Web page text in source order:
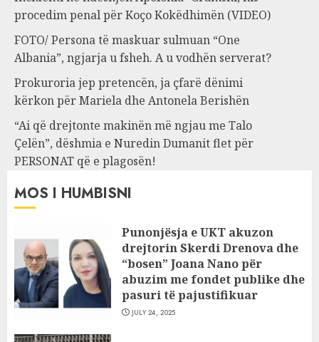
procedim penal për Koço Kokëdhimën (VIDEO)
FOTO/ Persona të maskuar sulmuan “One
Albania”, ngjarja u fsheh. A u vodhën serverat?
Prokuroria jep pretencën, ja çfarë dënimi
kërkon për Mariela dhe Antonela Berishën
“Ai që drejtonte makinën më ngjau me Talo
Çelën”, dëshmia e Nuredin Dumanit flet për
PERSONAT që e plagosën!
MOS I HUMBISNI
Punonjësja e UKT akuzon
drejtorin Skerdi Drenova dhe
“bosen” Joana Nano për
abuzim me fondet publike dhe
pasuri të pajustifikuar
JULY 24, 2025